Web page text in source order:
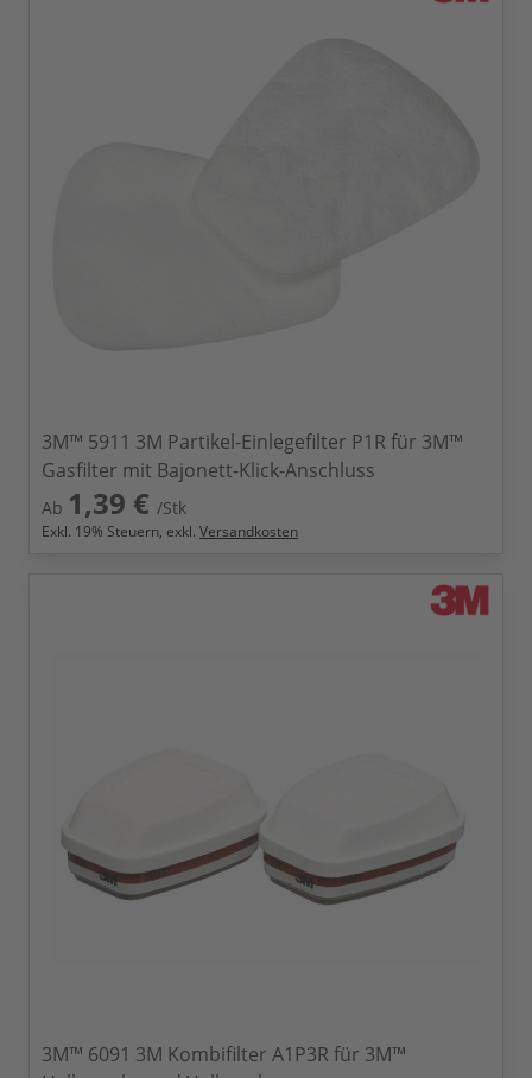
3M™ 5911 3M Partikel-Einlegefilter P1R für 3M™
Gasfilter mit Bajonett-Klick-Anschluss
Ab 1,39 € /Stk
Exkl. 19% Steuern, exkl. Versandkosten
3M™ 6091 3M Kombifilter A1P3R für 3M™